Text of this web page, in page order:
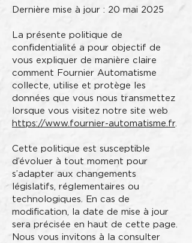
Dernière mise à jour : 20 mai 2025
La présente politique de
confidentialité a pour objectif de
vous expliquer de manière claire
comment Fournier Automatisme
collecte, utilise et protège les
données que vous nous transmettez
lorsque vous visitez notre site web
https://www.fournier-automatisme.fr.
Cette politique est susceptible
d’évoluer à tout moment pour
s’adapter aux changements
législatifs, réglementaires ou
technologiques. En cas de
modification, la date de mise à jour
sera précisée en haut de cette page.
Nous vous invitons à la consulter